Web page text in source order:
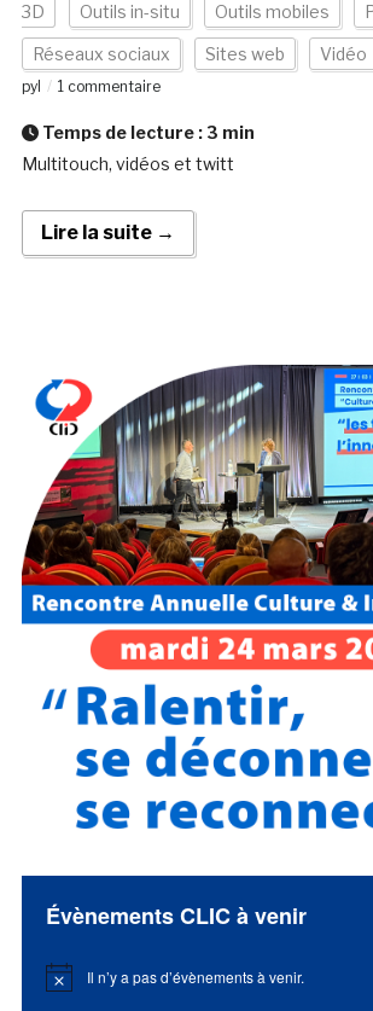
3D Outils in-situ Outils mobiles
Réseaux sociaux Sites web Vidéo
pyl
1 commentaire
Temps de lecture : 3 min
Multitouch, vidéos et twitt
Lire la suite →
Évènements CLIC à venir
Notice Il n’y a pas d’évènements à venir.